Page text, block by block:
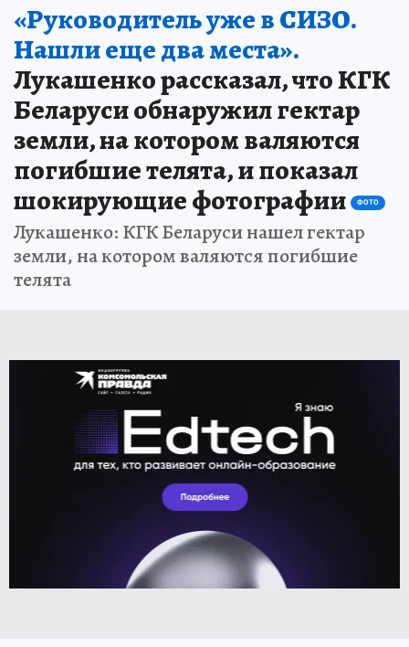
«Руководитель уже в СИЗО.
Нашли еще два места».
Лукашенко рассказал, что КГК
Беларуси обнаружил гектар
земли, на котором валяются
погибшие телята, и показал
шокирующие фотографии
ФОТО
Лукашенко: КГК Беларуси нашел гектар
земли, на котором валяются погибшие
телята